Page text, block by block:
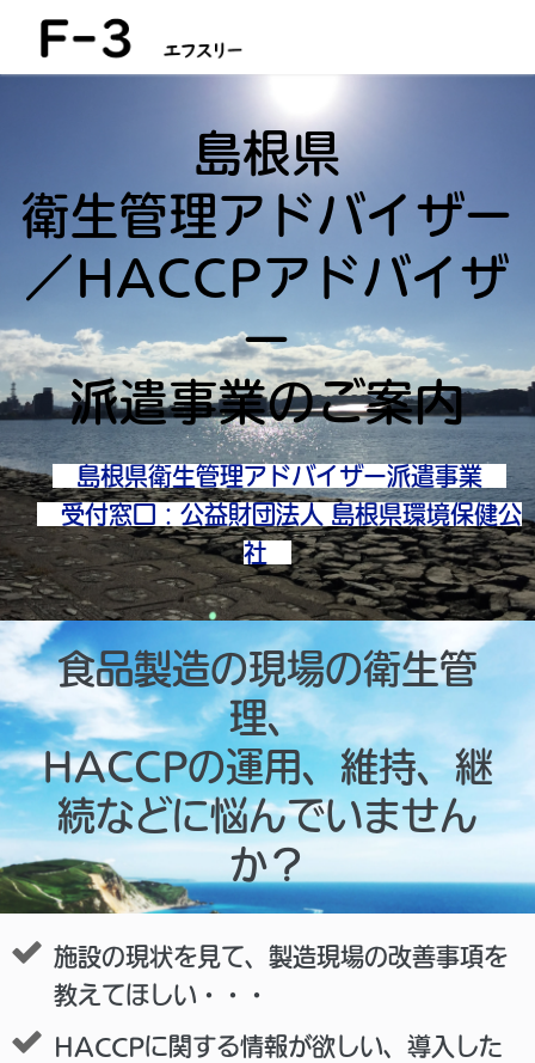
島根県
衛生管理アドバイザー
／HACCPアドバイザ
ー
派遣事業のご案内
島根県衛生管理アドバイザー派遣事業
受付窓口：公益財団法人 島根県環境保健公
社
食品製造の現場の衛生管
理、
HACCPの運用、維持、継
続などに悩んでいません
か？
施設の現状を見て、製造現場の改善事項を
教えてほしい・・・
HACCPに関する情報が欲しい、導入した